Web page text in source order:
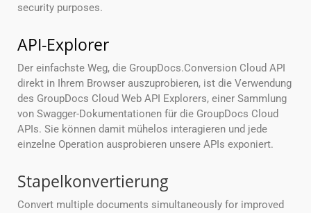
security purposes.
API-Explorer
Der einfachste Weg, die GroupDocs.Conversion Cloud API
direkt in Ihrem Browser auszuprobieren, ist die Verwendung
des GroupDocs Cloud Web API Explorers, einer Sammlung
von Swagger-Dokumentationen für die GroupDocs Cloud
APIs. Sie können damit mühelos interagieren und jede
einzelne Operation ausprobieren unsere APIs exponiert.
Stapelkonvertierung
Convert multiple documents simultaneously for improved